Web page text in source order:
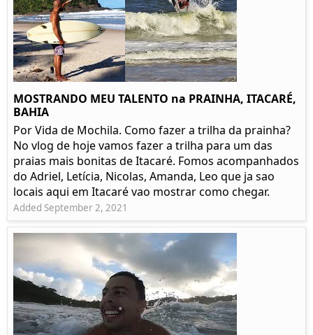
MOSTRANDO MEU TALENTO na PRAINHA, ITACARÉ,
BAHIA
Por Vida de Mochila. Como fazer a trilha da prainha?
No vlog de hoje vamos fazer a trilha para um das
praias mais bonitas de Itacaré. Fomos acompanhados
do Adriel, Letícia, Nicolas, Amanda, Leo que ja sao
locais aqui em Itacaré vao mostrar como chegar.
Added September 2, 2021